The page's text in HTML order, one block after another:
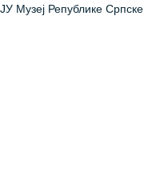
Музеј Републике Српске